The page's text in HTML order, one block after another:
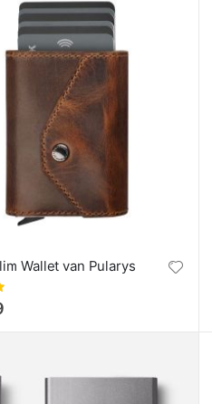
Wallet van Pularys